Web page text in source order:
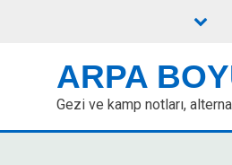
ARPA
Gezi ve kamp notları,